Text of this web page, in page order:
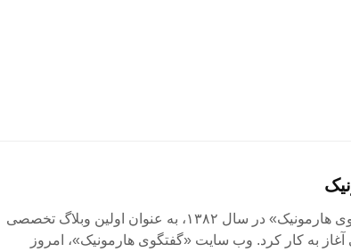
مجله آنلاین «گفتگوی هارمونیک» در سال ۱۳۸۲، به عنوان اولین وبلاگ تخصصی
به کار کرد. وب سایت «گفتگوی هارمونیک»، امروز